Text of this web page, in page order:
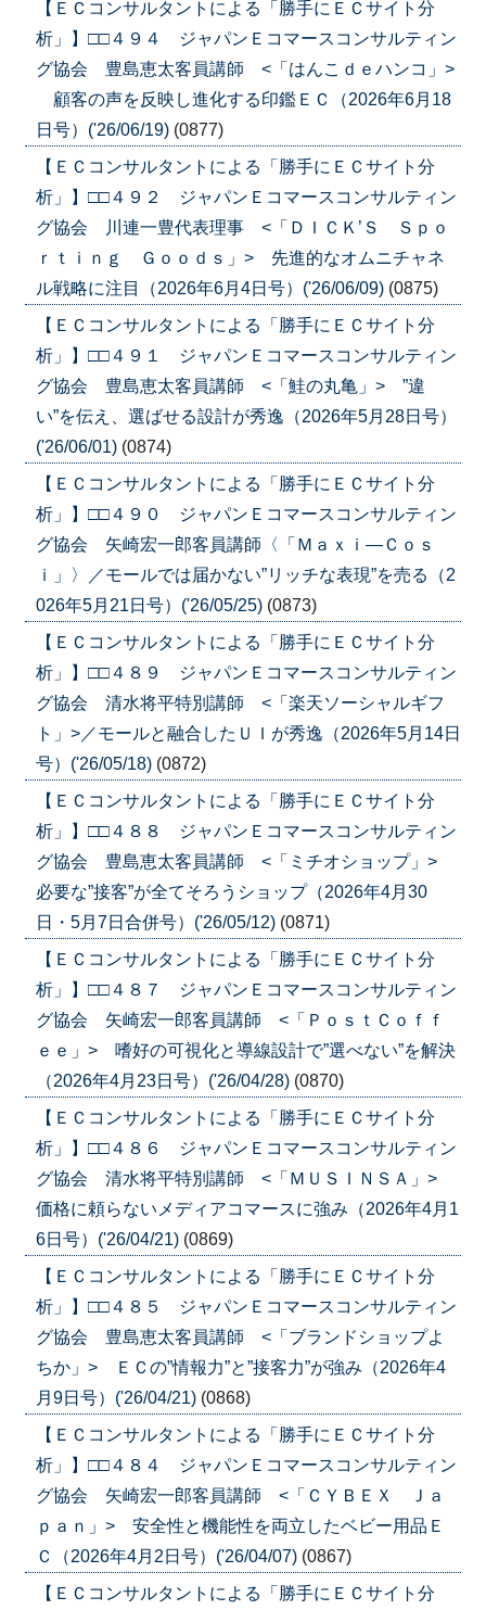
【ＥＣコンサルタントによる「勝手にＥＣサイト分
析」】□□４９４ ジャパンＥコマースコンサルティン
グ協会 豊島恵太客員講師 <「はんこｄｅハンコ」>
顧客の声を反映し進化する印鑑ＥＣ（2026年6月18
日号）('26/06/19) (0877)
【ＥＣコンサルタントによる「勝手にＥＣサイト分
析」】□□４９２ ジャパンＥコマースコンサルティン
グ協会 川連一豊代表理事 <「ＤＩＣＫ’Ｓ Ｓｐｏ
ｒｔｉｎｇ Ｇｏｏｄｓ」> 先進的なオムニチャネ
ル戦略に注目（2026年6月4日号）('26/06/09) (0875)
【ＥＣコンサルタントによる「勝手にＥＣサイト分
析」】□□４９１ ジャパンＥコマースコンサルティン
グ協会 豊島恵太客員講師 <「鮭の丸亀」> ”違
い”を伝え、選ばせる設計が秀逸（2026年5月28日号）
('26/06/01) (0874)
【ＥＣコンサルタントによる「勝手にＥＣサイト分
析」】□□４９０ ジャパンＥコマースコンサルティン
グ協会 矢崎宏一郎客員講師〈「Ｍａｘｉ―Ｃｏｓ
ｉ」〉／モールでは届かない”リッチな表現”を売る（2
026年5月21日号）('26/05/25) (0873)
【ＥＣコンサルタントによる「勝手にＥＣサイト分
析」】□□４８９ ジャパンＥコマースコンサルティン
グ協会 清水将平特別講師 <「楽天ソーシャルギフ
ト」>／モールと融合したＵＩが秀逸（2026年5月14日
号）('26/05/18) (0872)
【ＥＣコンサルタントによる「勝手にＥＣサイト分
析」】□□４８８ ジャパンＥコマースコンサルティン
グ協会 豊島恵太客員講師 <「ミチオショップ」>
必要な”接客”が全てそろうショップ（2026年4月30
日・5月7日合併号）('26/05/12) (0871)
【ＥＣコンサルタントによる「勝手にＥＣサイト分
析」】□□４８７ ジャパンＥコマースコンサルティン
グ協会 矢崎宏一郎客員講師 <「ＰｏｓｔＣｏｆｆ
ｅｅ」> 嗜好の可視化と導線設計で”選べない”を解決
（2026年4月23日号）('26/04/28) (0870)
【ＥＣコンサルタントによる「勝手にＥＣサイト分
析」】□□４８６ ジャパンＥコマースコンサルティン
グ協会 清水将平特別講師 <「ＭＵＳＩＮＳＡ」>
価格に頼らないメディアコマースに強み（2026年4月1
6日号）('26/04/21) (0869)
【ＥＣコンサルタントによる「勝手にＥＣサイト分
析」】□□４８５ ジャパンＥコマースコンサルティン
グ協会 豊島恵太客員講師 <「ブランドショップよ
ちか」> ＥＣの”情報力”と”接客力”が強み（2026年4
月9日号）('26/04/21) (0868)
【ＥＣコンサルタントによる「勝手にＥＣサイト分
析」】□□４８４ ジャパンＥコマースコンサルティン
グ協会 矢崎宏一郎客員講師 <「ＣＹＢＥＸ Ｊａ
ｐａｎ」> 安全性と機能性を両立したベビー用品Ｅ
Ｃ（2026年4月2日号）('26/04/07) (0867)
【ＥＣコンサルタントによる「勝手にＥＣサイト分